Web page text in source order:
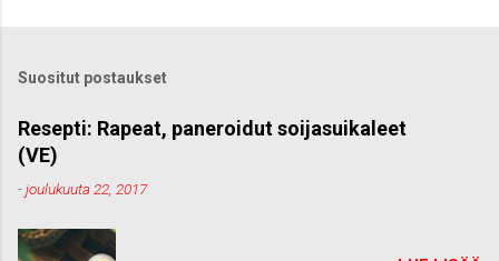
o
m
e
n
t
Suositut postaukset
Resepti: Rapeat, paneroidut soijasuikaleet
(VE)
-joulukuuta 22, 2017